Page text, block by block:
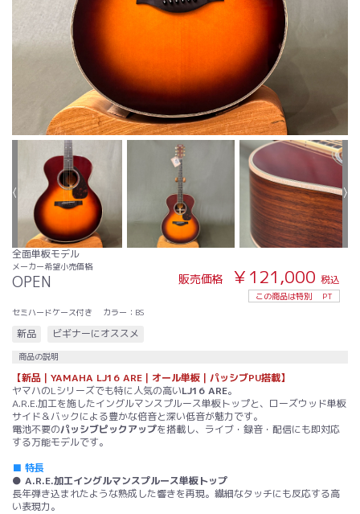
全面単板モデル
メーカー希望小売価格
OPEN 販売価格 ￥121,000 税込
この商品は特別
PT
セミハードケース付き
カラー：BS
新品 ビギナーにオススメ
商品の説明
【新品｜YAMAHA LJ16 ARE｜オール単板｜パッシブPU搭載】
ヤマハのLシリーズでも特に人気の高いLJ16 ARE。
A.R.E.加工を施したイングルマンスプルース単板トップと、ローズウッド単板
サイド＆バックによる豊かな倍音と深い低音が魅力です。
電池不要のパッシブピックアップを搭載し、ライブ・録音・配信にも即対応
する万能モデルです。
■ 特長
● A.R.E.加工イングルマンスプルース単板トップ
長年弾き込まれたような熟成した響きを再現。繊細なタッチにも反応する高
い表現力。